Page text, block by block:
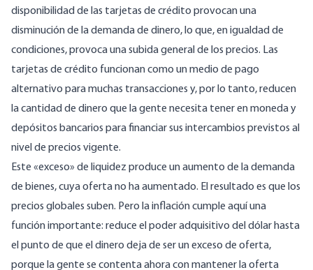
disponibilidad de las tarjetas de crédito provocan una
disminución de la demanda de dinero, lo que, en igualdad de
condiciones, provoca una subida general de los precios. Las
tarjetas de crédito funcionan como un medio de pago
alternativo para muchas transacciones y, por lo tanto, reducen
la cantidad de dinero que la gente necesita tener en moneda y
depósitos bancarios para financiar sus intercambios previstos al
nivel de precios vigente.
Este «exceso» de liquidez produce un aumento de la demanda
de bienes, cuya oferta no ha aumentado. El resultado es que los
precios globales suben. Pero la inflación cumple aquí una
función importante: reduce el poder adquisitivo del dólar hasta
el punto de que el dinero deja de ser un exceso de oferta,
porque la gente se contenta ahora con mantener la oferta